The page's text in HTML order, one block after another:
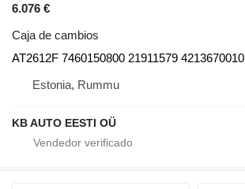
6.076 €
Caja de cambios
AT2612F 7460150800 21911579 4213670010
Estonia, Rummu
KB AUTO EESTI OÜ